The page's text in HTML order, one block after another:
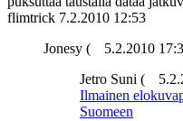
flimtrick 7.2.2010 12:53
Jonesy (
5.2.2010
Jetro Suni (
Ilmainen
Suomeen